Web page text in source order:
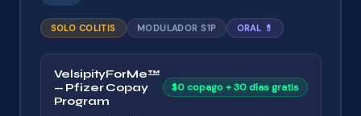
SOLO COLITIS MODULADOR S1P ORAL 💊
VelsipityForMe™
— Pfizer Copay
Program
$0 copago + 30 días gratis